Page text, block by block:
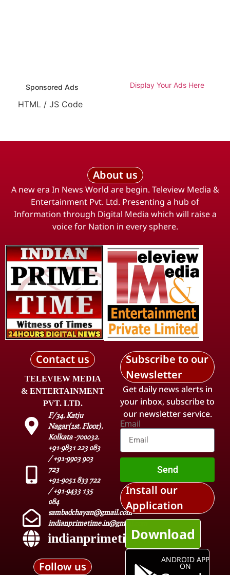
Sponsored Ads Display Your Ads Here
HTML / JS Code
About us
A new era In News World are begin. Teleview Media &
Entertainment Pvt. Ltd. Presenting a hub of
Information through Digital Media which will raise a
voice for Nation in every sphere.
Contact us
TELEVIEW MEDIA
& ENTERTAINMENT
PVT. LTD.
F/34, Katju
Nagar(1st. Floor),
Kolkata -700032.
+91-9831 223 083
/ +91-9903 903
723
+91-9051 833 722
/ +91-9433 135
084
sambadchayan@gmail.com
indianprimetime.in@gmail.com
indianprimetime.in
Follow us
Subscribe to our
Newsletter
Get daily news alerts in
your inbox, subscribe to
our newsletter service.
Email
Send
Install our
Application
Download
ANDROID APP
ON